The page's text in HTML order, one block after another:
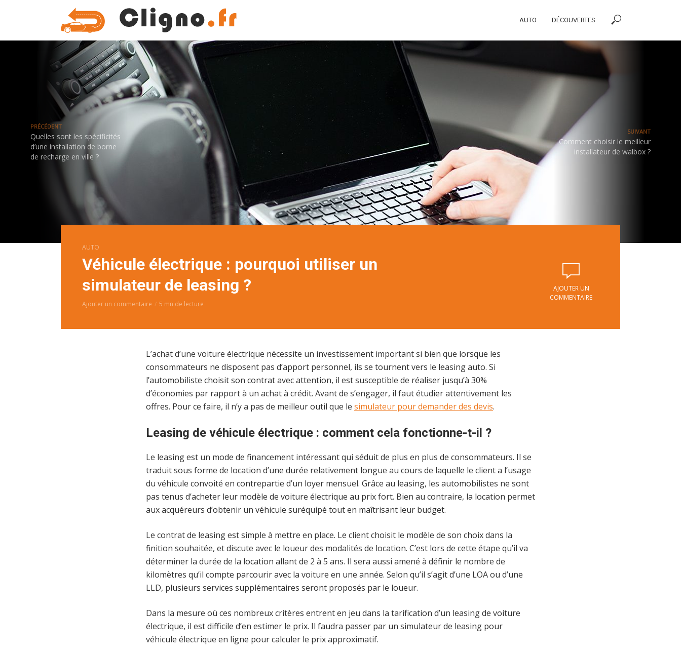
AUTO DÉCOUVERTES
PRÉCÉDENT
Quelles sont les spécificités
d’une installation de borne
de recharge en ville ?
SUIVANT
Comment choisir le meilleur
installateur de walbox ?
AUTO
Véhicule électrique : pourquoi utiliser un
simulateur de leasing ?
Ajouter un commentaire 5 mn de lecture
AJOUTER UN
COMMENTAIRE
L’achat d’une voiture électrique nécessite un investissement important si bien que lorsque les
consommateurs ne disposent pas d’apport personnel, ils se tournent vers le leasing auto. Si
l’automobiliste choisit son contrat avec attention, il est susceptible de réaliser jusqu’à 30%
d’économies par rapport à un achat à crédit. Avant de s’engager, il faut étudier attentivement les
offres. Pour ce faire, il n’y a pas de meilleur outil que le simulateur pour demander des devis.
Leasing de véhicule électrique : comment cela fonctionne-t-il ?
Le leasing est un mode de financement intéressant qui séduit de plus en plus de consommateurs. Il se
traduit sous forme de location d’une durée relativement longue au cours de laquelle le client a l’usage
du véhicule convoité en contrepartie d’un loyer mensuel. Grâce au leasing, les automobilistes ne sont
pas tenus d’acheter leur modèle de voiture électrique au prix fort. Bien au contraire, la location permet
aux acquéreurs d’obtenir un véhicule suréquipé tout en maîtrisant leur budget.
Le contrat de leasing est simple à mettre en place. Le client choisit le modèle de son choix dans la
finition souhaitée, et discute avec le loueur des modalités de location. C’est lors de cette étape qu’il va
déterminer la durée de la location allant de 2 à 5 ans. Il sera aussi amené à définir le nombre de
kilomètres qu’il compte parcourir avec la voiture en une année. Selon qu’il s’agit d’une LOA ou d’une
LLD, plusieurs services supplémentaires seront proposés par le loueur.
Dans la mesure où ces nombreux critères entrent en jeu dans la tarification d’un leasing de voiture
électrique, il est difficile d’en estimer le prix. Il faudra passer par un simulateur de leasing pour
véhicule électrique en ligne pour calculer le prix approximatif.